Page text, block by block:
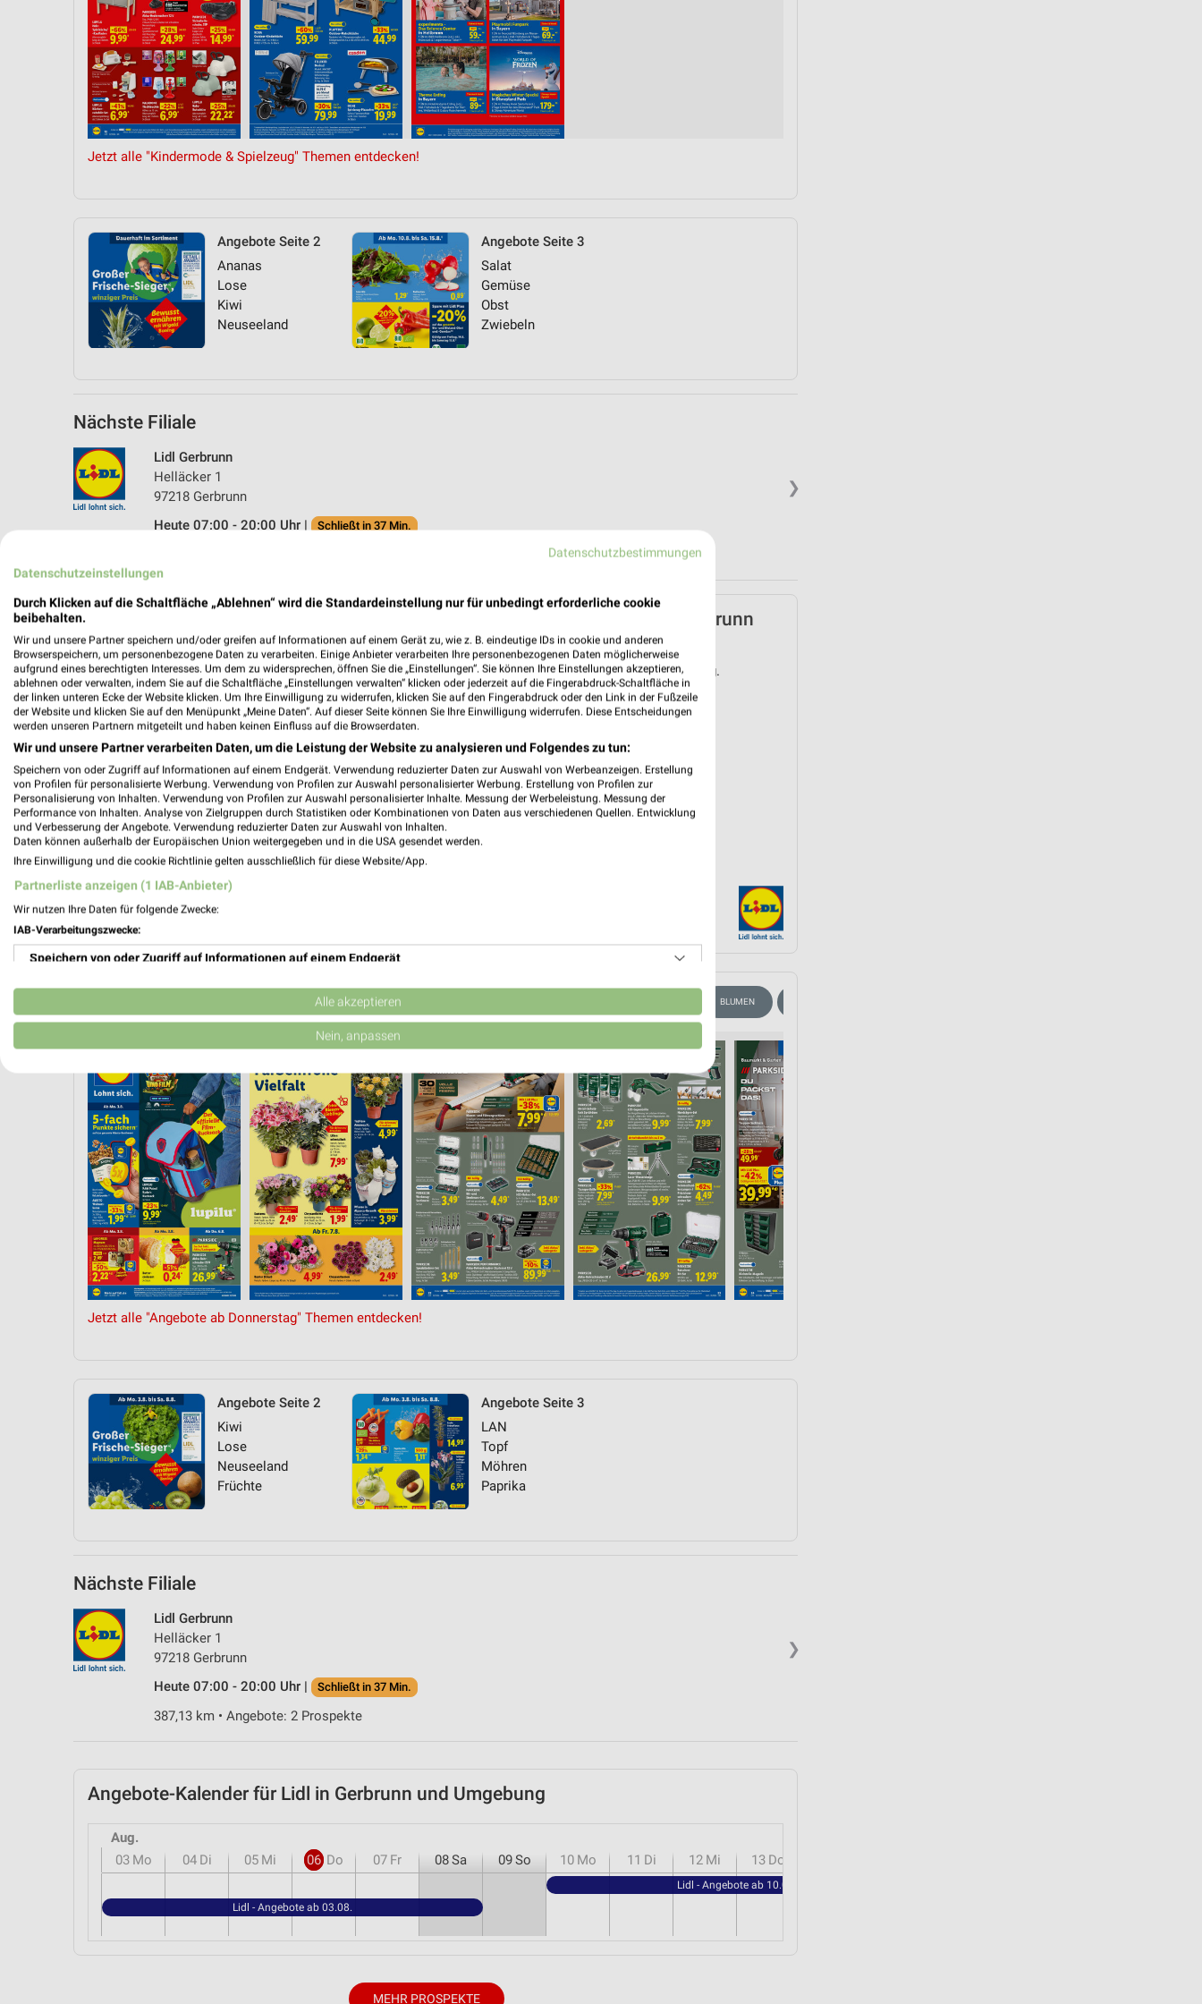
Jetzt alle "Kindermode & Spielzeug" Themen entdecken!
Angebote Seite 2
Ananas
Lose
Kiwi
Neuseeland
Angebote Seite 3
Salat
Gemüse
Obst
Zwiebeln
Nächste Filiale
❯
Lidl Gerbrunn
Helläcker 1
97218 Gerbrunn
Heute 07:00 - 20:00 Uhr |
Schließt in 37 Min.
❯
Lidl Prospekt für Gerbrunn
ab Mo. den 03.08.
Gültig von 03. Aug. bis 08. Aug.
📅 Kalendereintrag erstellen
PROSPEKT BLÄTTERN
CLEVER SPAREN KINDERMODE & SPIELZEUG BLUMEN
Jetzt alle "Angebote ab Donnerstag" Themen entdecken!
Angebote Seite 2
Kiwi
Lose
Neuseeland
Früchte
Angebote Seite 3
LAN
Topf
Möhren
Paprika
Nächste Filiale
❯
Lidl Gerbrunn
Helläcker 1
97218 Gerbrunn
Heute 07:00 - 20:00 Uhr |
Schließt in 37 Min.
387,13 km • Angebote: 2 Prospekte
Angebote-Kalender für Lidl in Gerbrunn und Umgebung
Aug.
03 Mo 04 Di 05 Mi 06 Do 07 Fr 08Sa 09So 10 Mo 11 Di 12 Mi 13 Do
Lidl - Angebote ab 10.08.
Lidl - Angebote ab 03.08.
MEHR PROSPEKTE
Datenschutzbestimmungen
Datenschutzeinstellungen
Durch Klicken auf die Schaltfläche „Ablehnen“ wird die Standardeinstellung nur für unbedingt erforderliche cookie
beibehalten.
Wir und unsere Partner speichern und/oder greifen auf Informationen auf einem Gerät zu, wie z. B. eindeutige IDs in cookie und anderen
Browserspeichern, um personenbezogene Daten zu verarbeiten. Einige Anbieter verarbeiten Ihre personenbezogenen Daten möglicherweise
aufgrund eines berechtigten Interesses. Um dem zu widersprechen, öffnen Sie die „Einstellungen“. Sie können Ihre Einstellungen akzeptieren,
ablehnen oder verwalten, indem Sie auf die Schaltfläche „Einstellungen verwalten“ klicken oder jederzeit auf die Fingerabdruck-Schaltfläche in
der linken unteren Ecke der Website klicken. Um Ihre Einwilligung zu widerrufen, klicken Sie auf den Fingerabdruck oder den Link in der Fußzeile
der Website und klicken Sie auf den Menüpunkt „Meine Daten“. Auf dieser Seite können Sie Ihre Einwilligung widerrufen. Diese Entscheidungen
werden unseren Partnern mitgeteilt und haben keinen Einfluss auf die Browserdaten.
Wir und unsere Partner verarbeiten Daten, um die Leistung der Website zu analysieren und Folgendes zu tun:
Speichern von oder Zugriff auf Informationen auf einem Endgerät. Verwendung reduzierter Daten zur Auswahl von Werbeanzeigen. Erstellung
von Profilen für personalisierte Werbung. Verwendung von Profilen zur Auswahl personalisierter Werbung. Erstellung von Profilen zur
Personalisierung von Inhalten. Verwendung von Profilen zur Auswahl personalisierter Inhalte. Messung der Werbeleistung. Messung der
Performance von Inhalten. Analyse von Zielgruppen durch Statistiken oder Kombinationen von Daten aus verschiedenen Quellen. Entwicklung
und Verbesserung der Angebote. Verwendung reduzierter Daten zur Auswahl von Inhalten.
Daten können außerhalb der Europäischen Union weitergegeben und in die USA gesendet werden.
Ihre Einwilligung und die cookie Richtlinie gelten ausschließlich für diese Website/App.
Partnerliste anzeigen (1 IAB-Anbieter)
Wir nutzen Ihre Daten für folgende Zwecke:
IAB-Verarbeitungszwecke:
Speichern von oder Zugriff auf Informationen auf einem Endgerät
Verwendung reduzierter Daten zur Auswahl von Werbeanzeigen
Erstellung von Profilen für personalisierte Werbung
Erstellung von Profilen zur Personalisierung von Inhalten
Verwendung von Profilen zur Auswahl personalisierter Inhalte
Messung der Werbeleistung
Messung der Performance von Inhalten
Analyse von Zielgruppen durch Statistiken oder Kombinationen von Daten aus verschiedenen
Entwicklung und Verbesserung der Angebote
Verwendung genauer Standortdaten
Geräte anhand von aktiv angeforderten Informationen identifizieren
Nicht-IAB-Verarbeitungszwecke:
Notwendig
Alle akzeptieren
Nein, anpassen